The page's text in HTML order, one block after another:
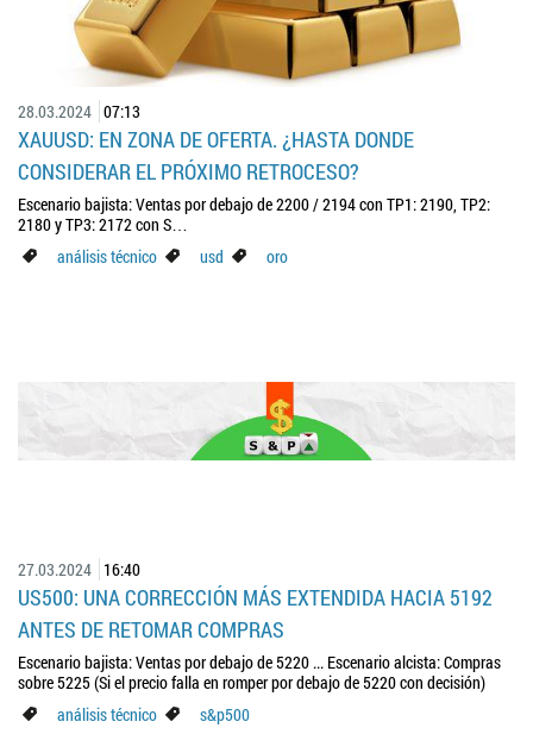
28.03.2024 07:13
XAUUSD: EN ZONA DE OFERTA. ¿HASTA DONDE
CONSIDERAR EL PRÓXIMO RETROCESO?
Escenario bajista: Ventas por debajo de 2200 / 2194 con TP1: 2190, TP2:
2180 y TP3: 2172 con S…
análisis técnico
usd oro
27.03.2024 16:40
US500: UNA CORRECCIÓN MÁS EXTENDIDA HACIA 5192
ANTES DE RETOMAR COMPRAS
Escenario bajista: Ventas por debajo de 5220 ... Escenario alcista: Compras
sobre 5225 (Si el precio falla en romper por debajo de 5220 con decisión)
análisis técnico
s&p500